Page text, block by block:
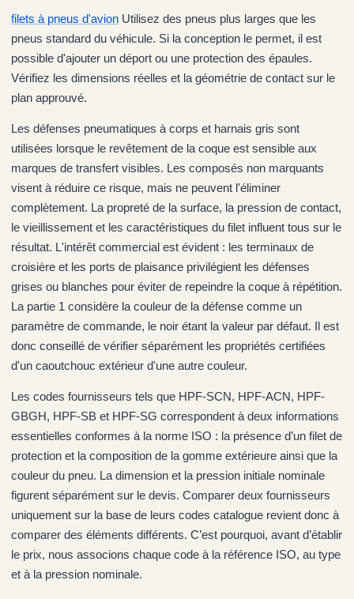
filets à pneus d'avion Utilisez des pneus plus larges que les
pneus standard du véhicule. Si la conception le permet, il est
possible d'ajouter un déport ou une protection des épaules.
Vérifiez les dimensions réelles et la géométrie de contact sur le
plan approuvé.
Les défenses pneumatiques à corps et harnais gris sont
utilisées lorsque le revêtement de la coque est sensible aux
marques de transfert visibles. Les composés non marquants
visent à réduire ce risque, mais ne peuvent l'éliminer
complètement. La propreté de la surface, la pression de contact,
le vieillissement et les caractéristiques du filet influent tous sur le
résultat. L'intérêt commercial est évident : les terminaux de
croisière et les ports de plaisance privilégient les défenses
grises ou blanches pour éviter de repeindre la coque à répétition.
La partie 1 considère la couleur de la défense comme un
paramètre de commande, le noir étant la valeur par défaut. Il est
donc conseillé de vérifier séparément les propriétés certifiées
d'un caoutchouc extérieur d'une autre couleur.
Les codes fournisseurs tels que HPF-SCN, HPF-ACN, HPF-
GBGH, HPF-SB et HPF-SG correspondent à deux informations
essentielles conformes à la norme ISO : la présence d’un filet de
protection et la composition de la gomme extérieure ainsi que la
couleur du pneu. La dimension et la pression initiale nominale
figurent séparément sur le devis. Comparer deux fournisseurs
uniquement sur la base de leurs codes catalogue revient donc à
comparer des éléments différents. C’est pourquoi, avant d’établir
le prix, nous associons chaque code à la référence ISO, au type
et à la pression nominale.